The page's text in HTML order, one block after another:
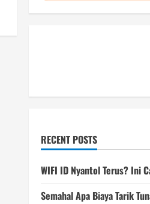
RECENT POSTS
WIFI ID Nyantol Terus? Ini
Semahal Apa Biaya Tarik